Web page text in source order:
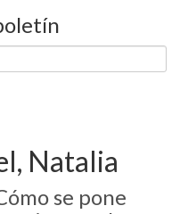
Natalia
se pone